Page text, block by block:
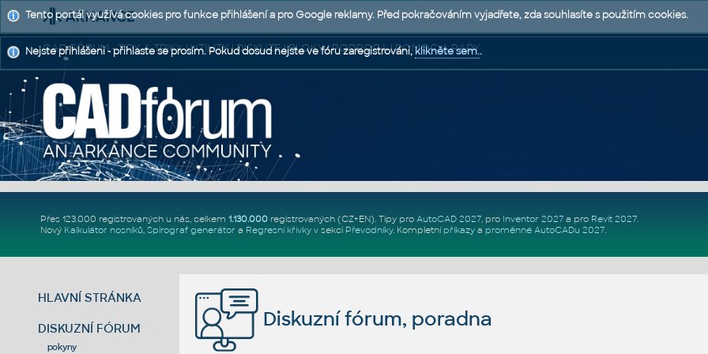
CAD FÓRUM - TIPY A TRIKY | UTILITY | DISKUZE | BLOKY | PODPORA | POMOC A RADY
Přes 123.000 registrovaných u nás, celkem 1.130.000registrovaných (CZ+EN). Tipy pro AutoCAD 2027, pro Inventor 2027a pro Revit 2027.
Nový Kalkulátor nosníků, Spirograf generátor a Regresní křivkyv sekci Převodníky. Kompletní příkazya proměnné AutoCADu 2027.
HLAVNÍ STRÁNKA
DISKUZNÍ FÓRUM
pokyny
Diskuzní fórum, poradna
Tento portál využívá cookies pro funkce přihlášení a pro Google reklamy. Před pokračováním vyjadřete, zda souhlasíte s použitím cookies.
Nejste přihlášeni - přihlaste se prosím. Pokud dosud nejste ve fóru zaregistrováni,klikněte sem..